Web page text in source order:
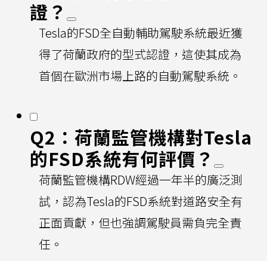
證？
Tesla的FSD全自動輔助駕駛系統最近獲
得了荷蘭政府的型式認證，這使其成為
首個在歐洲市場上路的自動駕駛系統。
Q2：荷蘭監管機構對Tesla
的FSD系統有何評價？
荷蘭監管機構RDW經過一年半的廣泛測
試，認為Tesla的FSD系統對道路安全有
正面貢獻，但也強調駕駛員需負完全責
任。